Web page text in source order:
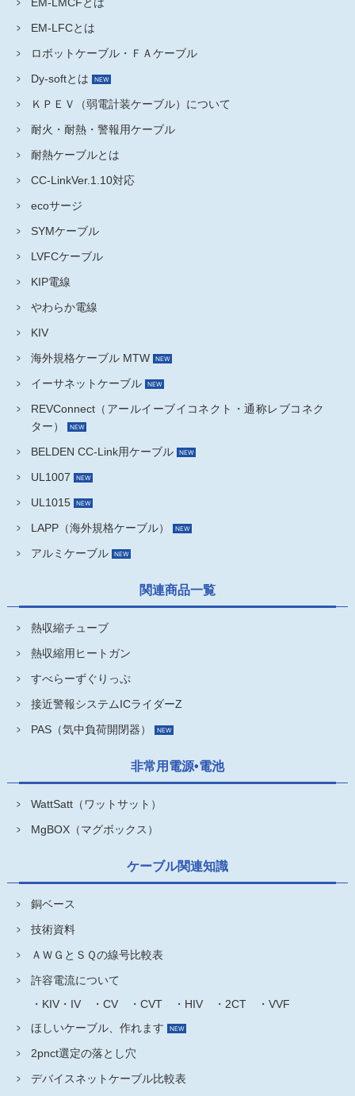
EM-LFCとは
ロボットケーブル・ＦＡケーブル
Dy-softとは
ＫＰＥＶ（弱電計装ケーブル）について
耐火・耐熱・警報用ケーブル
耐熱ケーブルとは
CC-LinkVer.1.10対応
ecoサージ
SYMケーブル
LVFCケーブル
KIP電線
やわらか電線
KIV
海外規格ケーブル MTW
イーサネットケーブル
REVConnect（アールイーブイコネクト・通称レブコネク
ター）
BELDEN CC-Link用ケーブル
UL1007
UL1015
LAPP（海外規格ケーブル）
アルミケーブル
関連商品一覧
熱収縮チューブ
熱収縮用ヒートガン
すべらーずぐりっぷ
接近警報システムICライダーZ
PAS（気中負荷開閉器）
非常用電源•電池
WattSatt（ワットサット）
MgBOX（マグボックス）
ケーブル関連知識
銅ベース
技術資料
ＡＷＧとＳＱの線号比較表
許容電流について
・KIV・IV
・CV ・CVT ・HIV ・2CT
・VVF
ほしいケーブル、作れます
2pnct選定の落とし穴
デバイスネットケーブル比較表